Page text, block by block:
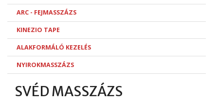
ARC - FEJMASSZÁZS
KINEZIO TAPE
ALAKFORMÁLÓ KEZELÉS
NYIROKMASSZÁZS
SVÉD MASSZÁZS